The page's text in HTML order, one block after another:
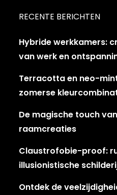
RECENTE BERICHTEN
Hybride werkkamers:
van werk en
Terracotta en neo-
zomerse
De magische touch
raamcreaties
Claustrofobie-proof:
illusionistische
Ontdek de